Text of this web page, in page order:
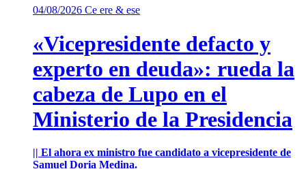
04/08/2026 Ce ere & ese
«Vicepresidente defacto y
experto en deuda»: rueda la
cabeza de Lupo en el
Ministerio de la Presidencia
|| El ahora ex ministro fue candidato a vicepresidente de
Samuel Doria Medina.